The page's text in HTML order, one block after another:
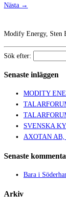
Nästa →
Modify Energy, Sten
Sök efter:
Senaste inläggen
MODITY
SVENSKA
AXOTAN AB,
Senaste
Bara i
Arkiv